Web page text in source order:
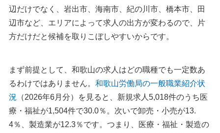
和歌山の転職エージェントまとめ
執筆者・監修者のmotoについて
辺だけでなく、岩出市、海南市、紀の川市、橋本市、田
辺市など、エリアによって求人の出方が変わるので、片
方だけだと候補を取りこぼしやすいからです。
まず前提として、和歌山の求人はどの職種でも一定数あ
るわけではありません。 和歌山労働局の一般職業紹介状
況 （2026年6月分）を見ると、新規求人5,018件のうち医
療・福祉が1,504件で30.0％。次いで卸売・小売が13.
4％、製造業が12.3％です。つまり、医療・福祉・製造の